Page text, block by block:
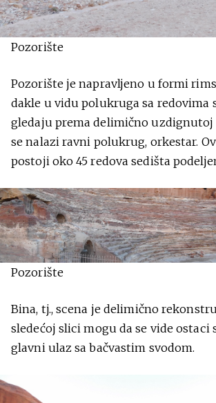
Pozorište
Pozorište je napravljeno u formi
dakle u vidu polukruga sa redovima
gledaju prema delimično
se nalazi ravni polukrug, orkestar.
postoji oko 45 redova sedišta
Pozorište
Bina, tj., scena je delimično
sledećoj slici mogu da se vide ostaci
glavni ulaz sa bačvastim svodom.